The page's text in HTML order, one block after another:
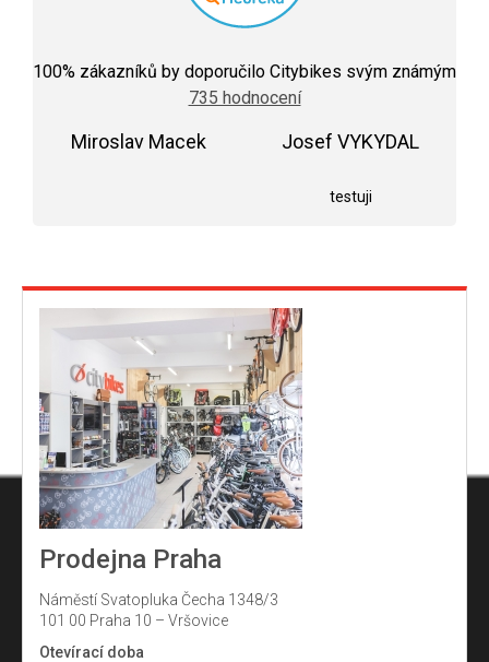
hodnocení
obchodu
je
100% zákazníků by doporučilo Citybikes svým známým
735 hodnocení
Miroslav Macek Josef VYKYDAL
testuji
Prodejna Praha
Náměstí Svatopluka Čecha 1348/3
101 00 Praha 10 – Vršovice
Otevírací doba